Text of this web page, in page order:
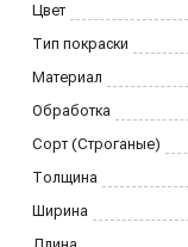
Цвет
Тип покраски
Материал
Обработка
Сорт (Строганые)
Толщина
Ширина